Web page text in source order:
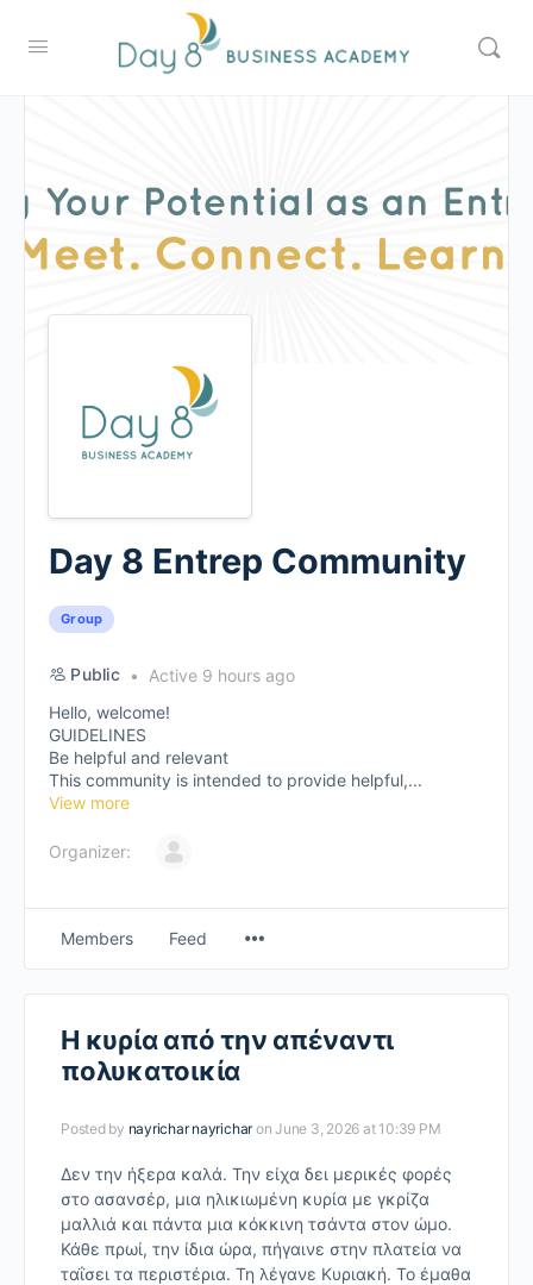
Day 8 Entrep Community
Group
Public
Active 9 hours ago
Hello, welcome!
GUIDELINES
Be helpful and relevant
This community is intended to provide helpful,...
View more
Organizer:
Members Feed
Η κυρία από την απέναντι
πολυκατοικία
Posted by nayrichar nayricharon June 3, 2026 at 10:39 PM
Δεν την ήξερα καλά. Την είχα δει μερικές φορές
στο ασανσέρ, μια ηλικιωμένη κυρία με γκρίζα
μαλλιά και πάντα μια κόκκινη τσάντα στον ώμο.
Κάθε πρωί, την ίδια ώρα, πήγαινε στην πλατεία να
ταΐσει τα περιστέρια. Τη λέγανε Κυριακή. Το έμαθα